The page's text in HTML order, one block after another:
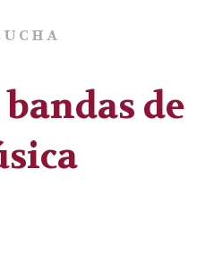
de